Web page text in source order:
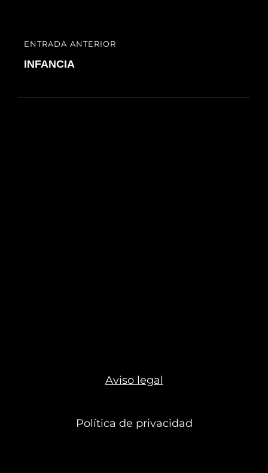
Navegación
de
ENTRADA
ANTERIOR
ENTRADA ANTERIOR
INFANCIA
Aviso legal
Política de privacidad